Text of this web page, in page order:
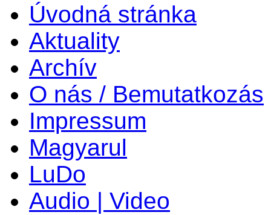
Úvodná stránka
Aktuality
Archív
O nás / Bemutatkozás
Impressum
Magyarul
LuDo
Audio | Video